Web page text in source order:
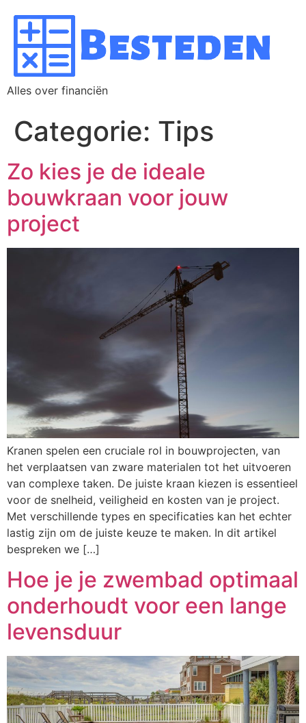
Alles over financiën
Categorie: Tips
Zo kies je de ideale
bouwkraan voor jouw
project
Kranen spelen een cruciale rol in bouwprojecten, van
het verplaatsen van zware materialen tot het uitvoeren
van complexe taken. De juiste kraan kiezen is essentieel
voor de snelheid, veiligheid en kosten van je project.
Met verschillende types en specificaties kan het echter
lastig zijn om de juiste keuze te maken. In dit artikel
bespreken we […]
Hoe je je zwembad optimaal
onderhoudt voor een lange
levensduur